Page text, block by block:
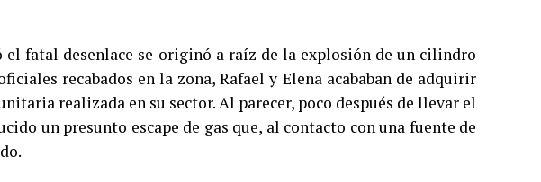
el fatal desenlace se originó a raíz de la explosión de un cilindro
recabados en la zona, Rafael y Elena acababan de adquirir
realizada en su sector. Al parecer, poco después de llevar el
un presunto escape de gas que, al contacto con una fuente de